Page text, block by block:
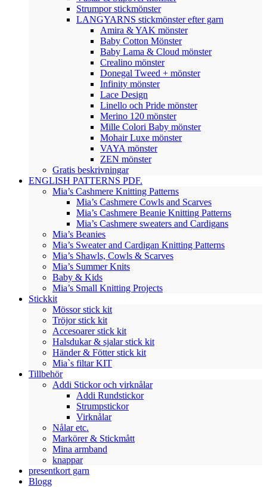
Strumpor stickmönster
LANGYARNS stickmönster efter garn
Amira & YAK mönster
Baby Cotton Mönster
Baby Lama & Cloud mönster
Crealino mönster
Donegal Tweed + mönster
Infinity mönster
Lace Design
Linello och Pride mönster
Merino 120 mönster
Mille Colori Baby mönster
Mohair Luxe mönster
VAYA mönster
ZEN mönster
Gratis beskrivningar
ENGLISH PATTERNS PDF.
Mia’s Cashmere Knitting Patterns
Mia’s Cashmere Cowls and Scarves
Mia’s Cashmere Beanie Knitting Patterns
Mia’s Cashmere sweaters and Cardigans
Mia’s Beanies
Mia’s Sweater and Cardigan Knitting Patterns
Mia’s Shawls, Cowls & Scarves
Mia’s Summer Knits
Baby & Kids
Mia’s Small Knitting Projects
Stickkit
Mössor stick kit
Tröjor stick kit
Accesoarer stick kit
Halsdukar & sjalar stick kit
Händer & Fötter stick kit
Mia`s filtar KIT
Tillbehör
Addi Stickor och virknålar
Addi Rundstickor
Strumpstickor
Virknålar
Nålar etc.
Markörer & Stickmått
Mina armband
knappar
presentkort garn
Blogg